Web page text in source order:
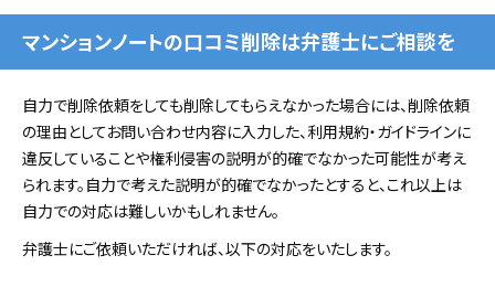
マンションノートの口コミ削除は弁護士にご相談を
自力で削除依頼をしても削除してもらえなかった場合には、削除依頼
の理由としてお問い合わせ内容に入力した、利用規約・ガイドラインに
違反していることや権利侵害の説明が的確でなかった可能性が考え
られます。自力で考えた説明が的確でなかったとすると、これ以上は
自力での対応は難しいかもしれません。
弁護士にご依頼いただければ、以下の対応をいたします。